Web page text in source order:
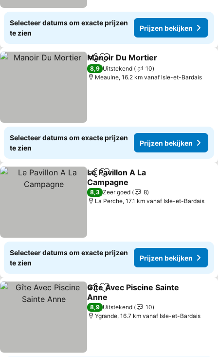
Selecteer datums om exacte prijzen
te zien
Prijzen bekijken
DelenToevoegen aan favorieten
Manoir Du Mortier
8,9 Uitstekend
10
Meaulne, 16.2 km vanaf Isle-et-Bardais
Selecteer datums om exacte prijzen
te zien
Prijzen bekijken
DelenToevoegen aan favorieten
Le Pavillon A La
Campagne
Prijzen bekijken
8,3 Zeer goed
8
La Perche, 17.1 km vanaf Isle-et-Bardais
Selecteer datums om exacte prijzen
te zien
Prijzen bekijken
DelenToevoegen aan favorieten
Gîte Avec Piscine Sainte
Anne
Prijzen bekijken
8,9 Uitstekend
10
Ygrande, 16.7 km vanaf Isle-et-Bardais